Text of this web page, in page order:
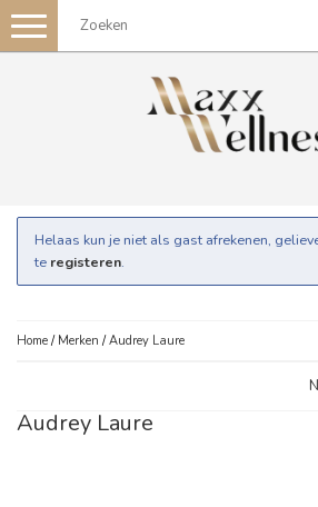
Toggle
navigation
Helaas kun je niet als gast afrekenen,
te registeren.
Home / Merken /Audrey Laure
Audrey Laure